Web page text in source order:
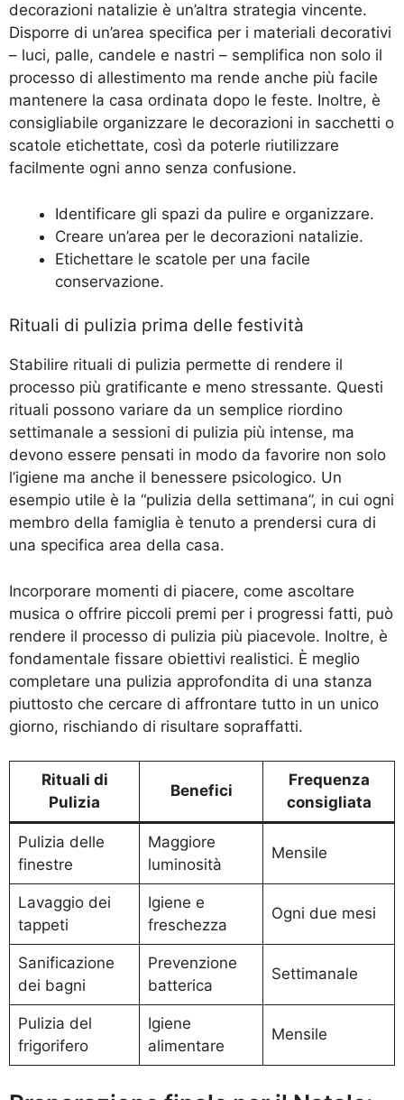
decorazioni natalizie è un’altra strategia vincente.
Disporre di un’area specifica per i materiali decorativi
– luci, palle, candele e nastri – semplifica non solo il
processo di allestimento ma rende anche più facile
mantenere la casa ordinata dopo le feste. Inoltre, è
consigliabile organizzare le decorazioni in sacchetti o
scatole etichettate, così da poterle riutilizzare
facilmente ogni anno senza confusione.
Identificare gli spazi da pulire e organizzare.
Creare un’area per le decorazioni natalizie.
Etichettare le scatole per una facile
conservazione.
Rituali di pulizia prima delle festività
Stabilire rituali di pulizia permette di rendere il
processo più gratificante e meno stressante. Questi
rituali possono variare da un semplice riordino
settimanale a sessioni di pulizia più intense, ma
devono essere pensati in modo da favorire non solo
l’igiene ma anche il benessere psicologico. Un
esempio utile è la “pulizia della settimana”, in cui ogni
membro della famiglia è tenuto a prendersi cura di
una specifica area della casa.
Incorporare momenti di piacere, come ascoltare
musica o offrire piccoli premi per i progressi fatti, può
rendere il processo di pulizia più piacevole. Inoltre, è
fondamentale fissare obiettivi realistici. È meglio
completare una pulizia approfondita di una stanza
piuttosto che cercare di affrontare tutto in un unico
giorno, rischiando di risultare sopraffatti.
Rituali di
Pulizia
Benefici
Frequenza
consigliata
Pulizia delle
finestre
Maggiore
luminosità
Mensile
Lavaggio dei
tappeti
Igiene e
freschezza
Ogni due mesi
Sanificazione
dei bagni
Prevenzione
batterica
Settimanale
Pulizia del
frigorifero
Igiene
alimentare
Mensile